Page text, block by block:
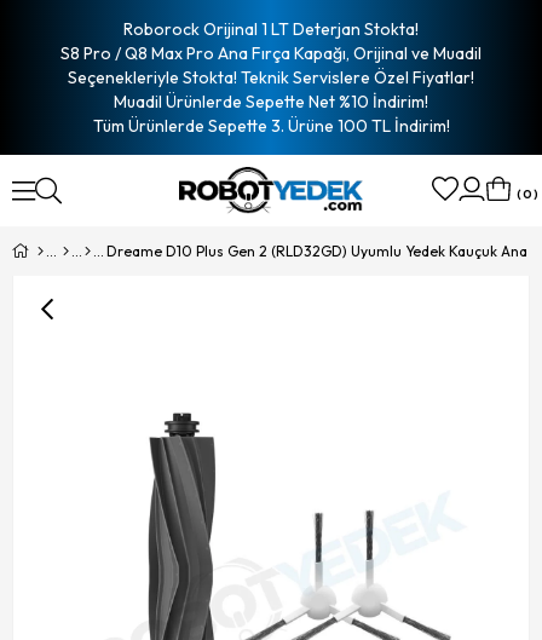
Roborock Orijinal 1 LT Deterjan Stokta!
S8 Pro / Q8 Max Pro Ana Fırça Kapağı, Orijinal ve Muadil
Seçenekleriyle Stokta! Teknik Servislere Özel Fiyatlar!
Muadil Ürünlerde Sepette Net %10 İndirim!
Tüm Ürünlerde Sepette 3. Ürüne 100 TL İndirim!
0